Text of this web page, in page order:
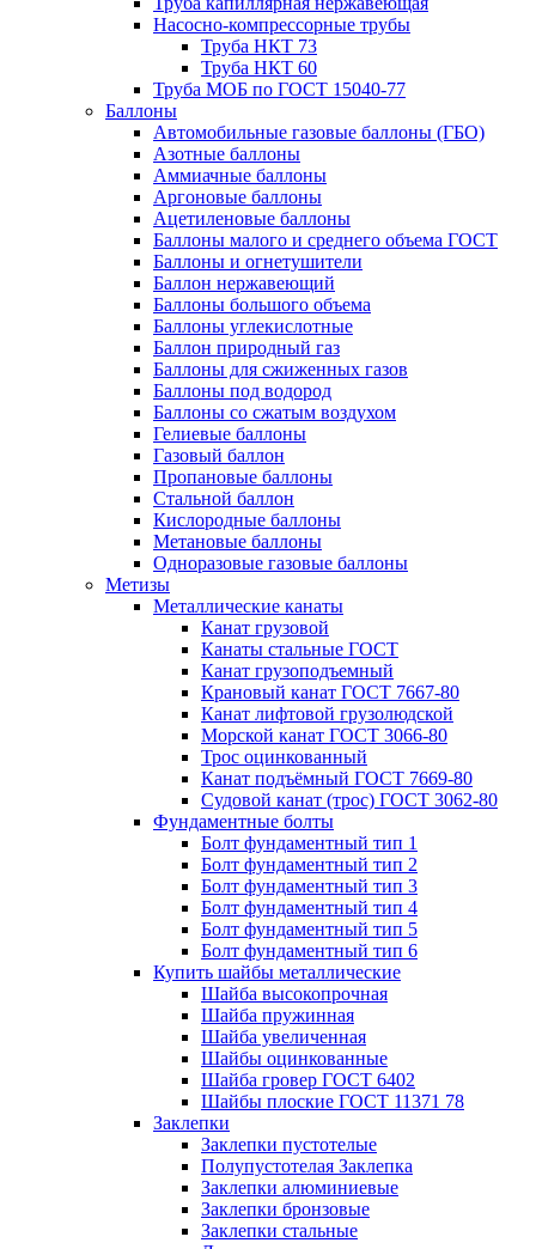
Насосно-компрессорные трубы
Труба НКТ 73
Труба НКТ 60
Труба МОБ по ГОСТ 15040-77
Баллоны
Автомобильные газовые баллоны (ГБО)
Азотные баллоны
Аммиачные баллоны
Аргоновые баллоны
Ацетиленовые баллоны
Баллоны малого и среднего объема ГОСТ
Баллоны и огнетушители
Баллон нержавеющий
Баллоны большого объема
Баллоны углекислотные
Баллон природный газ
Баллоны для сжиженных газов
Баллоны под водород
Баллоны со сжатым воздухом
Гелиевые баллоны
Газовый баллон
Пропановые баллоны
Стальной баллон
Кислородные баллоны
Метановые баллоны
Одноразовые газовые баллоны
Метизы
Металлические канаты
Канат грузовой
Канаты стальные ГОСТ
Канат грузоподъемный
Крановый канат ГОСТ 7667-80
Канат лифтовой грузолюдской
Морской канат ГОСТ 3066-80
Трос оцинкованный
Канат подъёмный ГОСТ 7669-80
Судовой канат (трос) ГОСТ 3062-80
Фундаментные болты
Болт фундаментный тип 1
Болт фундаментный тип 2
Болт фундаментный тип 3
Болт фундаментный тип 4
Болт фундаментный тип 5
Болт фундаментный тип 6
Купить шайбы металлические
Шайба высокопрочная
Шайба пружинная
Шайба увеличенная
Шайбы оцинкованные
Шайба гровер ГОСТ 6402
Шайбы плоские ГОСТ 11371 78
Заклепки
Заклепки пустотелые
Полупустотелая Заклепка
Заклепки алюминиевые
Заклепки бронзовые
Заклепки стальные